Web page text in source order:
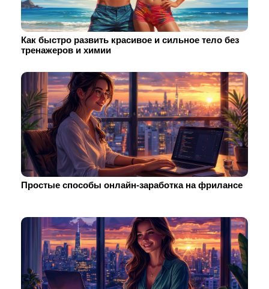
Как быстро развить красивое и сильное тело без
тренажеров и химии
Простые способы онлайн-заработка на фрилансе